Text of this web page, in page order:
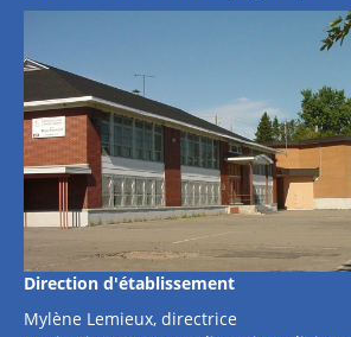
Direction d'établissement
Mylène Lemieux, directrice